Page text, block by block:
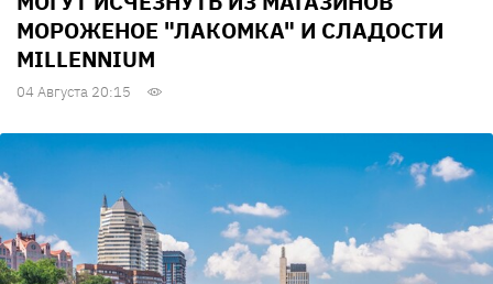
МОРОЖЕНОЕ "ЛАКОМКА" И СЛАДОСТИ
MILLENNIUM
04 Августа 20:15